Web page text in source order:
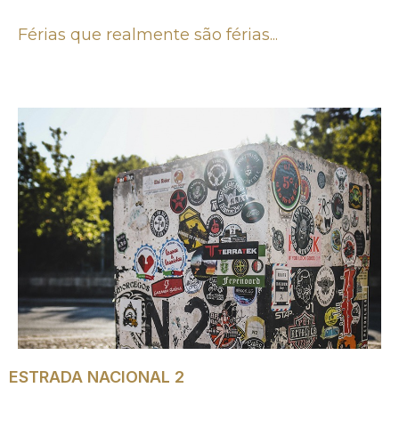
Férias que realmente são férias...
ESTRADA NACIONAL 2